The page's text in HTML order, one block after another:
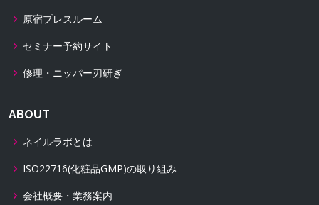
原宿プレスルーム
セミナー予約サイト
修理・ニッパー刃研ぎ
ABOUT
ネイルラボとは
ISO22716(化粧品GMP)の取り組み
会社概要・業務案内